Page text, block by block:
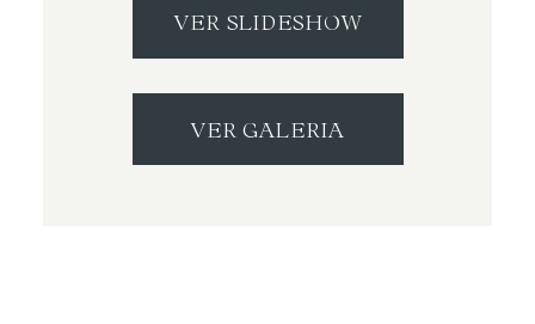
VER SLIDESHOW
VER GALERIA